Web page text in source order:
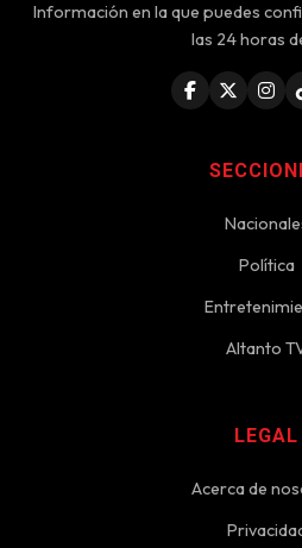
Información en la que puedes
las 24 horas
Política
Altanto
LEGAL
Acerca de